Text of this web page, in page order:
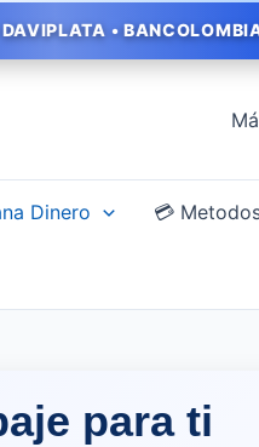
• 🎁
Dinero 💳
para ti